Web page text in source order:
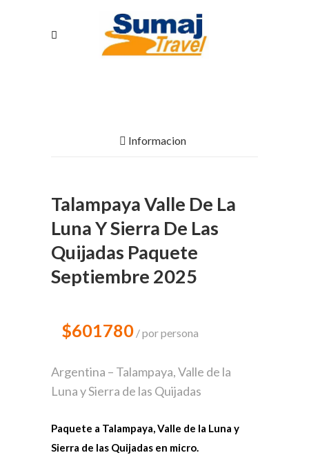
Informacion
Talampaya Valle De La
Luna Y Sierra De Las
Quijadas Paquete
Septiembre 2025
$601780 por persona
Argentina – Talampaya, Valle de la
Luna y Sierra de las Quijadas
Paquete a Talampaya, Valle de la Luna y
Sierra de las Quijadas en micro.